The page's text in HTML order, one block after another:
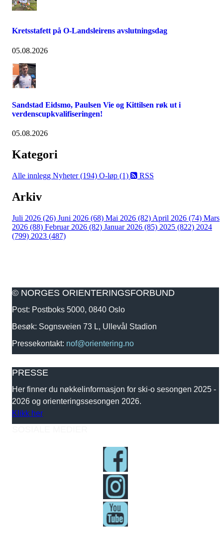
Kretsstafett på O-Landsleirens avslutningsdag
05.08.2026
Sandstad Eidsmo, Paulsen Vie og Kittilsen røk ut i
verdenscupkvalifiseringen!
05.08.2026
Kategori
Alle innlegg Nyheter (194) O-løp (1) RSS
Arkiv
Juli 2026 (26) Juni 2026 (68) Mai 2026 (82) April 2026 (74) Mars
2026 (88) Februar 2026 (82) Januar 2026 (85) 2025 (822) 2024
(799) 2023 (487)
© NORGES ORIENTERINGSFORBUND
Post: Postboks 5000, 0840 Oslo
Besøk: Sognsveien 73 L, Ullevål Stadion
Pressekontakt: nof@orientering.no
PRESSE
Her finner du nøkkelinformasjon for ski-o sesongen 2025 -
2026 og orienteringssesongen 2026.
Klikk her